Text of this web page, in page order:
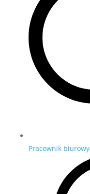
Pracownik biurowy